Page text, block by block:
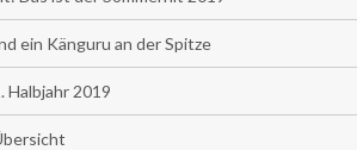
ein Känguru an der Spitze
Halbjahr 2019